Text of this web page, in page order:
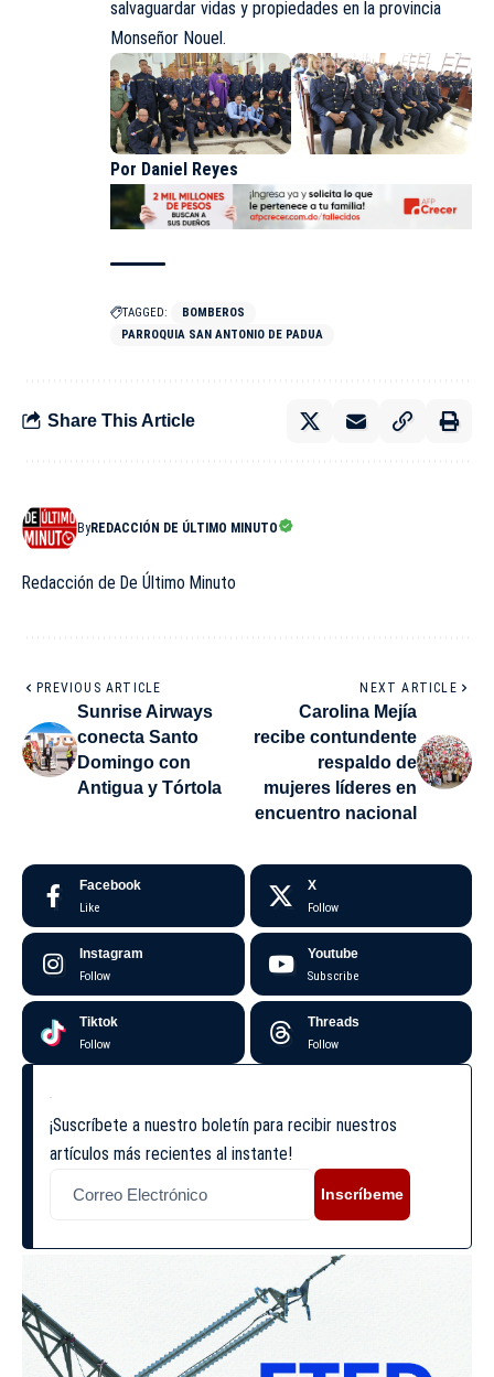
salvaguardar vidas y propiedades en la provincia
Monseñor Nouel.
Por Daniel Reyes
TAGGED:
BOMBEROS
PARROQUIA SAN ANTONIO DE PADUA
Share This Article
ByREDACCIÓN DE ÚLTIMO MINUTO
Redacción de De Último Minuto
PREVIOUS ARTICLE
Sunrise Airways
conecta Santo
Domingo con
Antigua y Tórtola
NEXT ARTICLE
Carolina Mejía
recibe contundente
respaldo de
mujeres líderes en
encuentro nacional
Facebook
Like
X
Follow
Instagram
Follow
Youtube
Subscribe
Tiktok
Follow
Threads
Follow
¡Suscríbete a nuestro boletín para recibir nuestros
artículos más recientes al instante!
Inscríbeme